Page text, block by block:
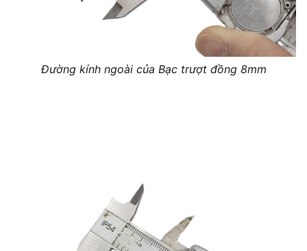
Đường kính ngoài của Bạc trượt đồng 8mm